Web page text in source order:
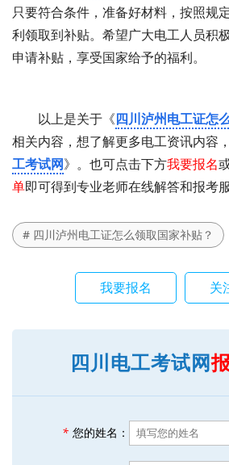
只要符合条件，准备好材料，按照规
利领取到补贴。希望广大电工人员积
申请补贴，享受国家给予的福利。
以上是关于《四川泸州电工证怎
相关内容，想了解更多电工资讯内容
工考试网》。也可点击下方我要报名
单即可得到专业老师在线解答和报考
# 四川泸州电工证怎么领取国家补贴？
我要报名 关
四川电工考试网
* 您的姓名：